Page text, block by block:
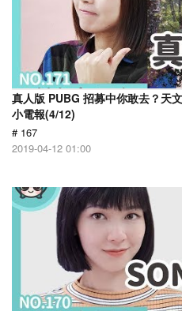
真人版 PUBG 招募中你敢去？天
小電報(4/12)
# 167
2019-04-12 01:00